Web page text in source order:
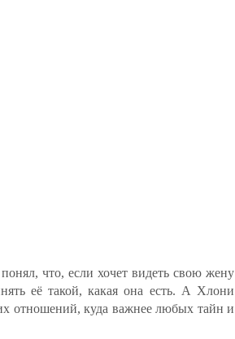
что, если хочет видеть свою жену
её такой, какая она есть. А Хлони
отношений, куда важнее любых тайн и